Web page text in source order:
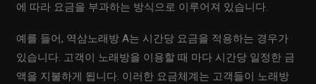
에 따라 요금을 부과하는 방식으로 이루어져 있습니다.
예를 들어, 역삼노래방 A는 시간당 요금을 적용하는 경우가
있습니다. 고객이 노래방을 이용할 때 마다 시간당 일정한 금
액을 지불하게 됩니다. 이러한 요금체계는 고객들이 노래방